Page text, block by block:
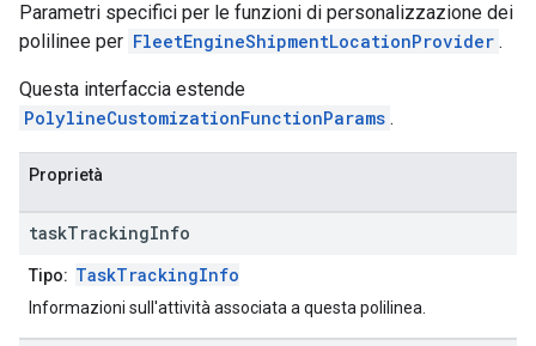
Parametri specifici per le funzioni di personalizzazione dei
polilinee per FleetEngineShipmentLocationProvider .
Questa interfaccia estende
PolylineCustomizationFunctionParams .
Proprietà
taskTrackingInfo
Tipo: TaskTrackingInfo
Informazioni sull'attività associata a questa polilinea.